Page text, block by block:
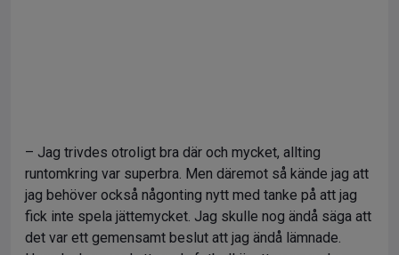
– Jag trivdes otroligt bra där och mycket, allting
runtomkring var superbra. Men däremot så kände jag att
jag behöver också någonting nytt med tanke på att jag
fick inte spela jättemycket. Jag skulle nog ändå säga att
det var ett gemensamt beslut att jag ändå lämnade.